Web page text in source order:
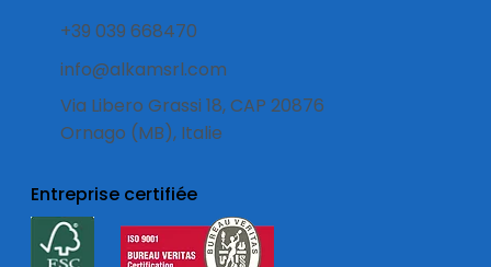
+39 039 668470
info@alkamsrl.com
Via Libero Grassi 18, CAP 20876
Ornago (MB), Italie
Entreprise certifiée